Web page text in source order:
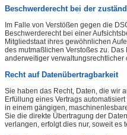
Beschwerderecht bei der
Im Falle von Verstößen gegen die
Beschwerderecht bei einer
Mitgliedstaat ihres gewöhnlichen
des mutmaßlichen Verstoßes zu.
anderweitiger
Recht auf Datenübertragbarkeit
Sie haben das Recht, Daten, die wir
Erfüllung eines Vertrags
in einem gängigen,
Sie die direkte Übertragung der
verlangen, erfolgt dies nur, soweit es